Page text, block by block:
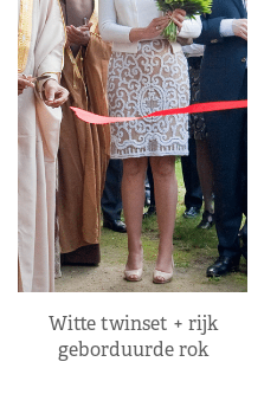
Witte twinset + rijk
geborduurde rok